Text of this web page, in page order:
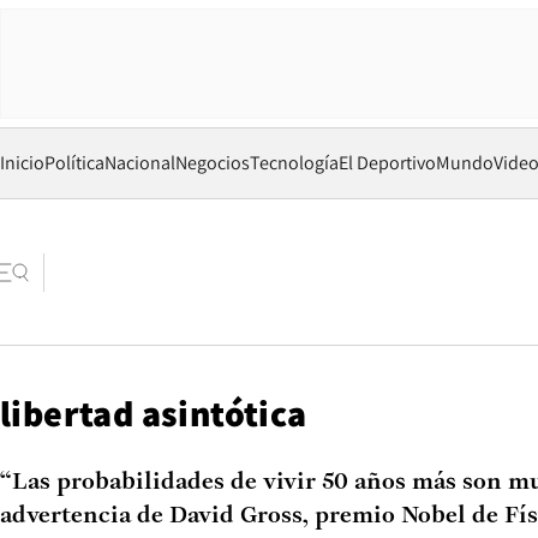
InicioPolíticaNacionalNegociosTecnologíaEl DeportivoMundo
libertad asintótica
“Las probabilidades de vivir 50 años más son
advertencia de David Gross, premio Nobel de